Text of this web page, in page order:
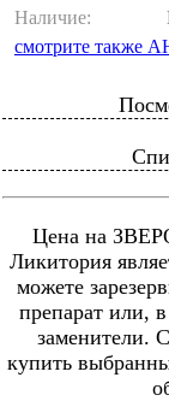
Наличие:
смотрите
Цена на
Ликитория
можете
препарат или,
заменители.
купить